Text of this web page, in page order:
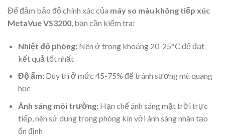
Để đảm bảo độ chính xác của máy so màu không tiếp xúc
MetaVue VS3200, bạn cần kiểm tra:
Nhiệt độ phòng:Nên ở trong khoảng 20-25°C để đạt
kết quả tốt nhất
Độ ẩm:Duy trì ở mức 45-75% để tránh sương mù quang
học
Ánh sáng môi trường:Hạn chế ánh sáng mặt trời trực
tiếp, nên sử dụng trong phòng kín với ánh sáng nhân tạo
ổn định